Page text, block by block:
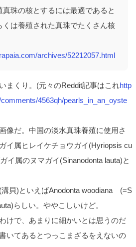
珠の核とするには最適であると
は養殖された真珠でたくさん核
archives/52212057.html
まくり。(元々のReddit記事はこれhttp
4563qh/pearls_in_an_oyste
像だ。中国の淡水真珠養殖に使用さ
イ属ヒレイケチョウガイ(Hyriopsis cu
イ属のヌマガイ(Sinanodonta lauta)と
溝貝)といえばAnodonta woodiana (=S
らしい。ややこしいけど。
けで、あまりに細かいとは思うのだ
いてあるとつっこまざるをえないの